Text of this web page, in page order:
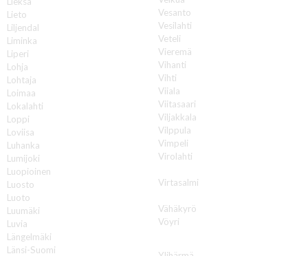
Lieto
Liljendal
Liminka
Liperi
Lohja
Lohtaja
Loimaa
Lokalahti
Loppi
Loviisa
Luhanka
Lumijoki
Luopioinen
Luosto
Luoto
Luumäki
Luvia
Längelmäki
Länsi-Suomi
Vesanto
Vesilahti
Veteli
Vieremä
Vihanti
Vihti
Viiala
Viitasaari
Viljakkala
Vilppula
Vimpeli
Virolahti
Virtasalmi
Vähäkyrö
Vöyri